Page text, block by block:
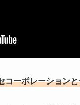
ーポレーション